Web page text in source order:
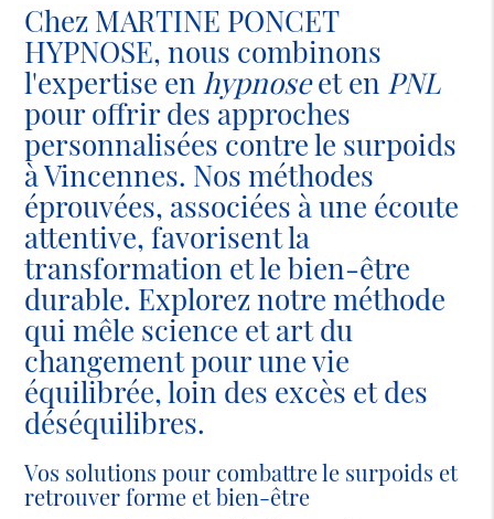
Chez MARTINE PONCET
HYPNOSE, nous combinons
l'expertise enhypnoseet en PNL
pour offrir des approches
personnalisées contre le surpoids
à Vincennes. Nos méthodes
éprouvées, associées à une écoute
attentive, favorisent la
transformation et le bien-être
durable. Explorez notre méthode
qui mêle science et art du
changement pour une vie
équilibrée, loin des excès et des
déséquilibres.
Vos solutions pour combattre le surpoids et
retrouver forme et bien-être